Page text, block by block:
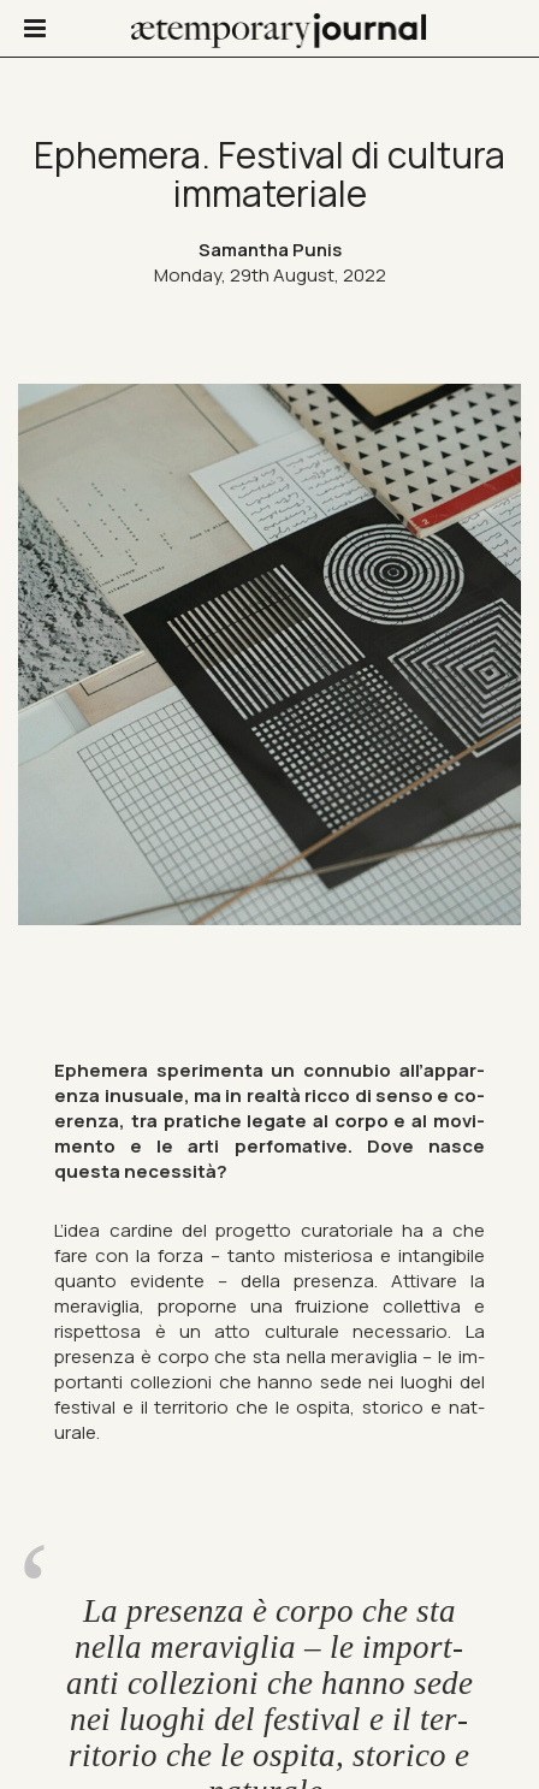
Not Only Design
Art in life
Contacts
Ephemera. Festival di cultura
immateriale
Samantha Punis
Monday, 29th August, 2022
Eph­em­era sper­i­menta un con­nu­bio all’ap­par­
enza inusuale, ma in realtà ricco di senso e co­
er­enza, tra pratiche leg­ate al corpo e al mo­vi­
mento e le arti per­fo­mat­ive. Dove nasce
questa ne­ces­sità?
L’idea cardine del pro­getto cur­at­oriale ha a che
fare con la forza – tanto mis­teri­osa e in­tan­gibile
quanto evid­ente – della presenza. At­tivare la
merav­iglia, pro­porne una fruiz­ione col­let­tiva e
rispet­tosa è un atto cul­turale ne­ces­sario. La
presenza è corpo che sta nella merav­iglia – le im­
port­anti collezioni che hanno sede nei luoghi del
fest­ival e il ter­ritorio che le os­pita, storico e nat­
urale.
La presenza è corpo che sta
nella merav­iglia – le im­port­
anti collezioni che hanno sede
nei luoghi del fest­ival e il ter­
ritorio che le os­pita, storico e